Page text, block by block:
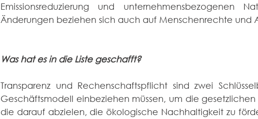
Emissionsreduzierung und unternehmensbezogenen
Änderungen beziehen sich auch auf Menschenrechte und
Was hat es in die Liste geschafft?
Transparenz und Rechenschaftspflicht sind zwei
Geschäftsmodell einbeziehen müssen, um die
die darauf abzielen, die ökologische Nachhaltigkeit zu